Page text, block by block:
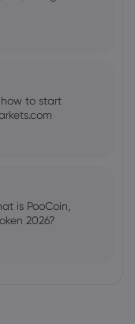
to start
is PooCoin,
2026?